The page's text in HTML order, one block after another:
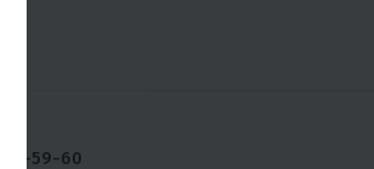
59-60